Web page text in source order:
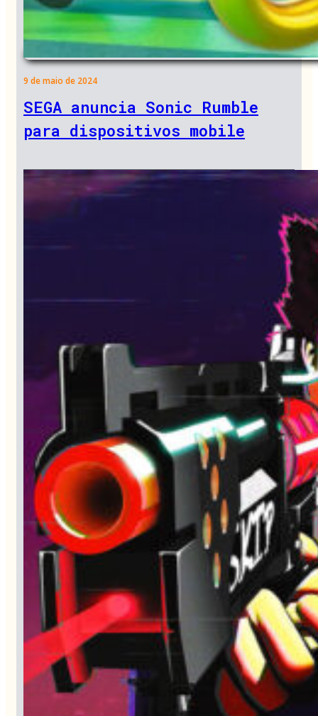
9 de maio de 2024
SEGA anuncia Sonic Rumble
para dispositivos mobile